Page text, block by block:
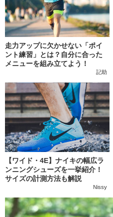
走力アップに欠かせない「ポイ
ント練習」とは？自分に合った
メニューを組み立てよう！
記助
【ワイド・4E】ナイキの幅広ラ
ンニングシューズを一挙紹介！
サイズの計測方法も解説
Nissy